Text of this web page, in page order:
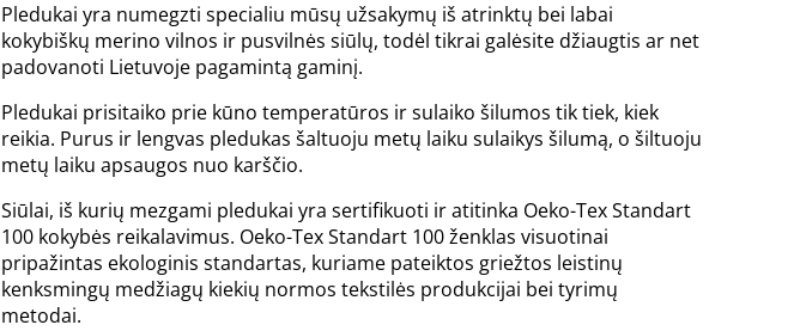
Pledukai yra numegzti specialiu mūsų užsakymų iš atrinktų bei labai
kokybiškų merino vilnos ir pusvilnės siūlų, todėl tikrai galėsite džiaugtis ar net
padovanoti Lietuvoje pagamintą gaminį.
Pledukai prisitaiko prie kūno temperatūros ir sulaiko šilumos tik tiek, kiek
reikia. Purus ir lengvas pledukas šaltuoju metų laiku sulaikys šilumą, o šiltuoju
metų laiku apsaugos nuo karščio.
Siūlai, iš kurių mezgami pledukai yra sertifikuoti ir atitinka Oeko-Tex Standart
100 kokybės reikalavimus. Oeko-Tex Standart 100 ženklas visuotinai
pripažintas ekologinis standartas, kuriame pateiktos griežtos leistinų
kenksmingų medžiagų kiekių normos tekstilės produkcijai bei tyrimų
metodai.